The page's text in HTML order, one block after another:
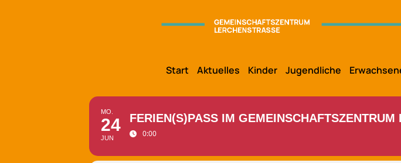
Start Aktuelles Kinder Jugendliche
MO.
24
JUN
FERIEN(S)PASS IM GEMEINSCHAFTSZENTRUM
0:00